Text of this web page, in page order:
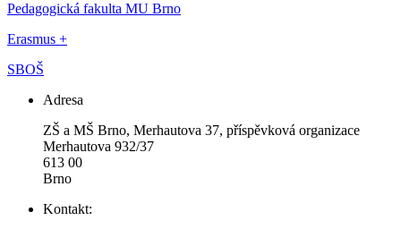
Pedagogická fakulta MU Brno
Erasmus +
SBOŠ
Adresa
ZŠ a MŠ Brno, Merhautova 37, příspěvková organizace
Merhautova 932/37
613 00
Brno
Kontakt: